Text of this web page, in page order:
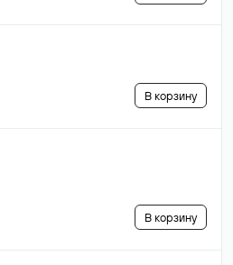
В корзину
В корзину